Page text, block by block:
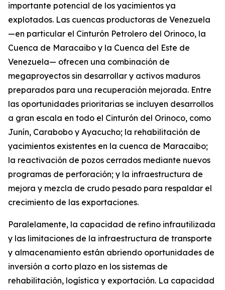
importante potencial de los yacimientos ya
explotados. Las cuencas productoras de Venezuela
—en particular el Cinturón Petrolero del Orinoco, la
Cuenca de Maracaibo y la Cuenca del Este de
Venezuela— ofrecen una combinación de
megaproyectos sin desarrollar y activos maduros
preparados para una recuperación mejorada. Entre
las oportunidades prioritarias se incluyen desarrollos
a gran escala en todo el Cinturón del Orinoco, como
Junín, Carabobo y Ayacucho; la rehabilitación de
yacimientos existentes en la cuenca de Maracaibo;
la reactivación de pozos cerrados mediante nuevos
programas de perforación; y la infraestructura de
mejora y mezcla de crudo pesado para respaldar el
crecimiento de las exportaciones.
Paralelamente, la capacidad de refino infrautilizada
y las limitaciones de la infraestructura de transporte
y almacenamiento están abriendo oportunidades de
inversión a corto plazo en los sistemas de
rehabilitación, logística y exportación. La capacidad